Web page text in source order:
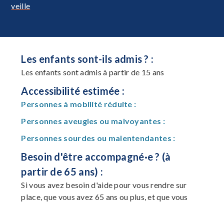
veille
Les enfants sont-ils admis ? :
Les enfants sont admis à partir de 15 ans
Accessibilité estimée :
Personnes à mobilité réduite :
Personnes aveugles ou malvoyantes :
Personnes sourdes ou malentendantes :
Besoin d'être accompagné·e ? (à
partir de 65 ans) :
Si vous avez besoin d'aide pour vous rendre sur
place, que vous avez 65 ans ou plus, et que vous